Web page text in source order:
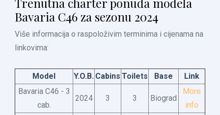
Bavaria C46 za sezonu 2024
Više informacija o raspoloživim terminima i cijenama na
linkovima:
Model Y.O.B. Cabins Toilets Base
Link
Bavaria C46 - 3
cab.
2024 3 3 Biograd
More
info